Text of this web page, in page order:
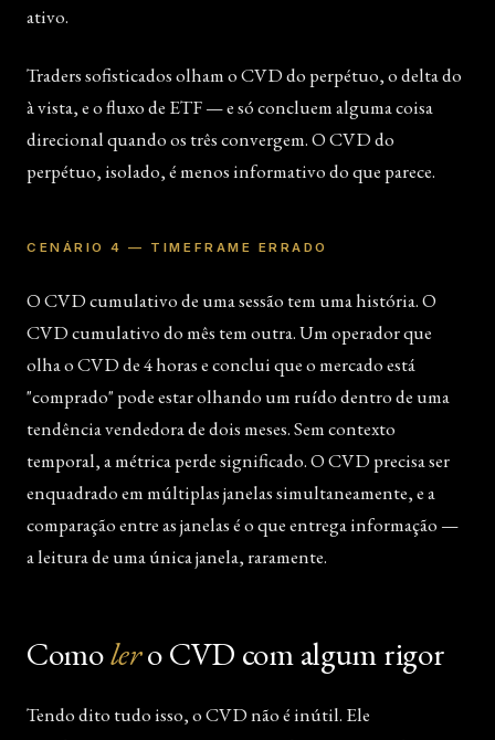
ativo.
Traders sofisticados olham o CVD do perpétuo, o delta do
à vista, e o fluxo de ETF — e só concluem alguma coisa
direcional quando os três convergem. O CVD do
perpétuo, isolado, é menos informativo do que parece.
CENÁRIO 4 — TIMEFRAME ERRADO
O CVD cumulativo de uma sessão tem uma história. O
CVD cumulativo do mês tem outra. Um operador que
olha o CVD de 4 horas e conclui que o mercado está
"comprado" pode estar olhando um ruído dentro de uma
tendência vendedora de dois meses. Sem contexto
temporal, a métrica perde significado. O CVD precisa ser
enquadrado em múltiplas janelas simultaneamente, e a
comparação entre as janelas é o que entrega informação —
a leitura de uma única janela, raramente.
Comolero CVD com algum rigor
Tendo dito tudo isso, o CVD não é inútil. Ele